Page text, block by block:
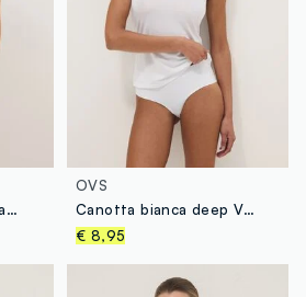
Canottiera nera regular fit con pizzo
OVS
Canotta bianca deep V regular fit
€ 8,95